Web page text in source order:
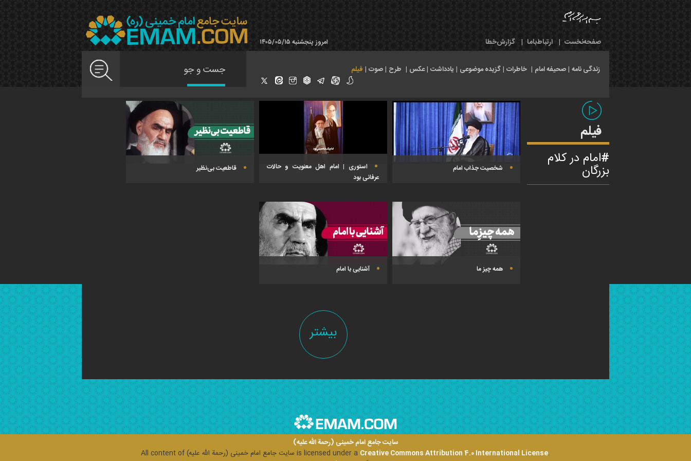
صفحه‌نخست | ارتباط‌با‌ما | گزارش‌خطا امروز پنجشنبه ۱۴۰۵/۰۵/۱۵
زندگی نامه |صحیفه امام | خاطرات |گزیده موضوعی | یادداشت |عکس | طرح |صوت | فیلم
فیلم
امام در کلام
بزرگان شخصیت جذاب امام
استوری | امام اهل معنویت و حالات
عرفانی بود
قاطعیت بی‌نظیر
همه چیز ما آشنایی با امام
بیشتر
سایت جامع امام خمینی (رحمة الله علیه)
All content of سایت جامع امام خمینی (رحمة الله علیه) is licensed under a Creative Commons Attribution 4.0 International License.